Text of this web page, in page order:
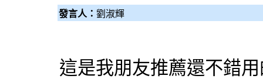
發言人： 劉淑輝
這是我朋友推薦還不錯